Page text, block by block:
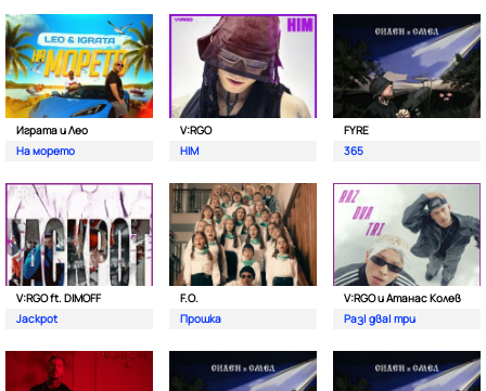
Играта и Лео
На морето
V:RGO
HIM
FYRE
365
V:RGO ft. DIMOFF
Jackpot
F.O.
Прошка
V:RGO и Атанас Колев
Раз| два| три